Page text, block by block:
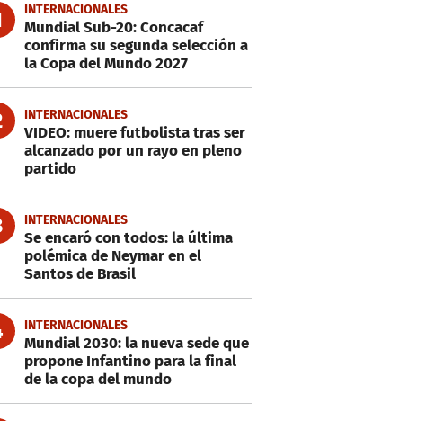
INTERNACIONALES
Mundial Sub-20: Concacaf
confirma su segunda selección a
la Copa del Mundo 2027
INTERNACIONALES
VIDEO: muere futbolista tras ser
alcanzado por un rayo en pleno
partido
INTERNACIONALES
Se encaró con todos: la última
polémica de Neymar en el
Santos de Brasil
INTERNACIONALES
Mundial 2030: la nueva sede que
propone Infantino para la final
de la copa del mundo